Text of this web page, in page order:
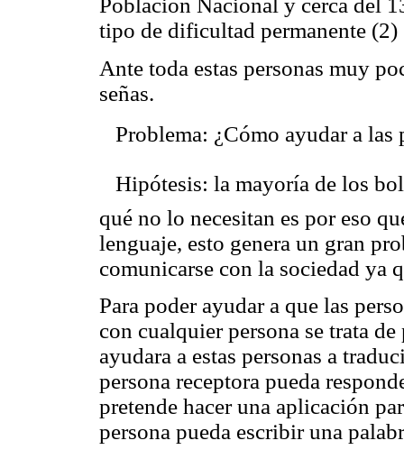
Población Nacional y cerca del
tipo de dificultad permanente (2)
Ante toda estas personas muy
señas.
 Problema: ¿Cómo ayudar a
 Hipótesis: la mayoría de los
qué no lo necesitan es por eso
lenguaje, esto genera un gran
comunicarse con la sociedad ya
Para poder ayudar a que las
con cualquier persona se trata
ayudara a estas personas a
persona receptora pueda
pretende hacer una aplicación
persona pueda escribir una